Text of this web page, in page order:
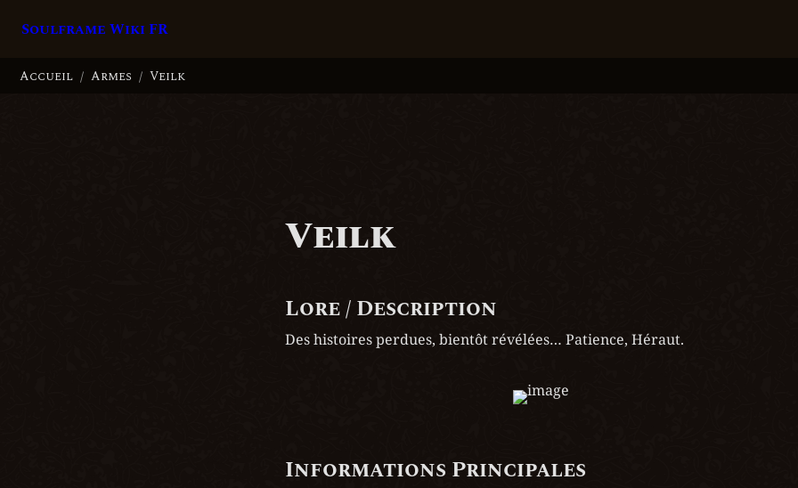
Soulframe Wiki FR
Accueil / Armes / Veilk
Veilk
Lore / Description
Des histoires perdues, bientôt révélées… Patience, Héraut.
Informations Principales